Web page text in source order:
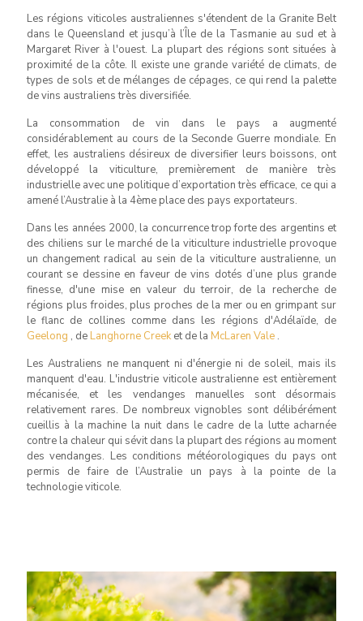
Les régions viticoles australiennes s'étendent de la Granite Belt
dans le Queensland et jusqu’à l’Île de la Tasmanie au sud et à
Margaret River à l'ouest. La plupart des régions sont situées à
proximité de la côte. Il existe une grande variété de climats, de
types de sols et de mélanges de cépages, ce qui rend la palette
de vins australiens très diversifiée.
La consommation de vin dans le pays a augmenté
considérablement au cours de la Seconde Guerre mondiale. En
effet, les australiens désireux de diversifier leurs boissons, ont
développé la viticulture, premièrement de manière très
industrielle avec une politique d’exportation très efficace, ce qui a
amené l’Australie à la 4ème place des pays exportateurs.
Dans les années 2000, la concurrence trop forte des argentins et
des chiliens sur le marché de la viticulture industrielle provoque
un changement radical au sein de la viticulture australienne, un
courant se dessine en faveur de vins dotés d’une plus grande
finesse, d'une mise en valeur du terroir, de la recherche de
régions plus froides, plus proches de la mer ou en grimpant sur
le flanc de collines comme dans les régions d'Adélaïde, de
Geelong , de Langhorne Creeket de la McLaren Vale .
Les Australiens ne manquent ni d'énergie ni de soleil, mais ils
manquent d'eau. L'industrie viticole australienne est entièrement
mécanisée, et les vendanges manuelles sont désormais
relativement rares. De nombreux vignobles sont délibérément
cueillis à la machine la nuit dans le cadre de la lutte acharnée
contre la chaleur qui sévit dans la plupart des régions au moment
des vendanges. Les conditions météorologiques du pays ont
permis de faire de l’Australie un pays à la pointe de la
technologie viticole.